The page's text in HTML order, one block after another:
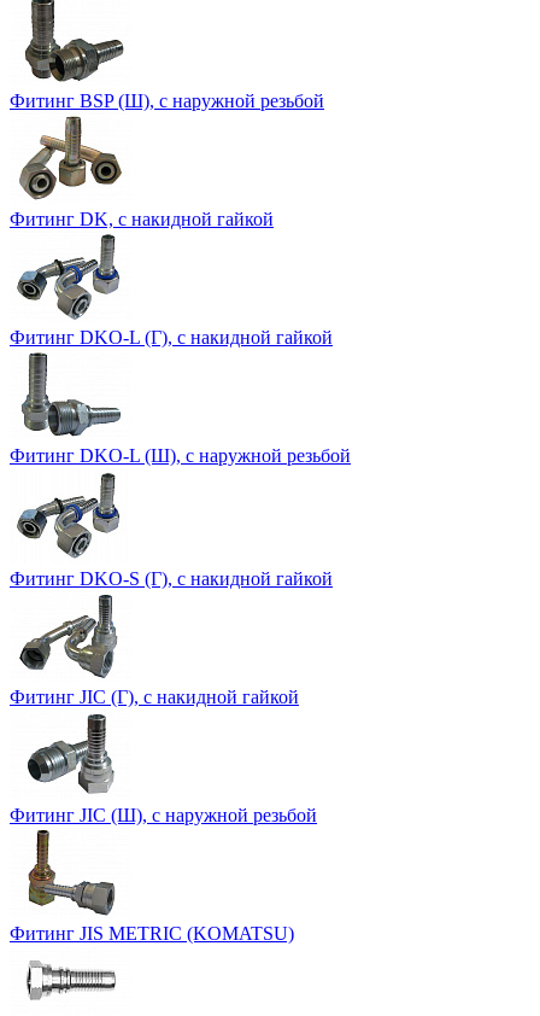
Фитинг BSP (Ш), с наружной резьбой
Фитинг DK, с накидной гайкой
Фитинг DKO-L (Г), с накидной гайкой
Фитинг DKO-L (Ш), с наружной резьбой
Фитинг DKO-S (Г), с накидной гайкой
Фитинг JIC (Г), с накидной гайкой
Фитинг JIC (Ш), с наружной резьбой
Фитинг JIS METRIC (KOMATSU)